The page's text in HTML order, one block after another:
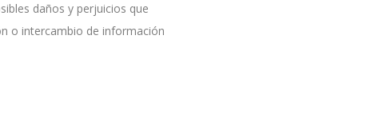
daños y perjuicios que
o intercambio de información